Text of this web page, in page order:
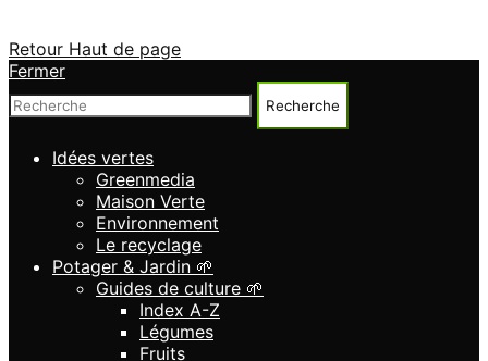
Retour Haut de page
Fermer
Recherche
Idées vertes
Greenmedia
Maison Verte
Environnement
Le recyclage
Potager & Jardin 🌱
Guides de culture 🌱
Index A-Z
Légumes
Fruits